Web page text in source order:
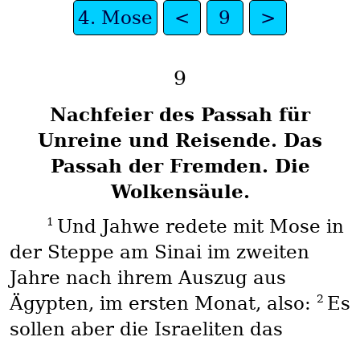
4. Mose < 9 >
9
Nachfeier des Passah für
Unreine und Reisende. Das
Passah der Fremden. Die
Wolkensäule.
1 Und Jahwe redete mit Mose in
der Steppe am Sinai im zweiten
Jahre nach ihrem Auszug aus
Ägypten, im ersten Monat, also:
2 Es
sollen aber die Israeliten das